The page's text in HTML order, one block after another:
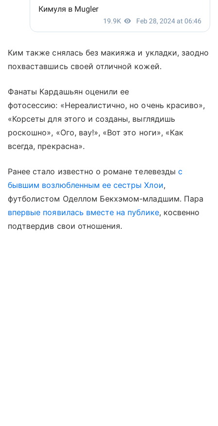
Ким также снялась без макияжа и укладки, заодно
похваставшись своей отличной кожей.
Фанаты Кардашьян оценили ее
фотосессию: «Нереалистично, но очень красиво»,
«Корсеты для этого и созданы, выглядишь
роскошно», «Ого, вау!», «Вот это ноги», «Как
всегда, прекрасна».
Ранее стало известно о романе телевезды с
бывшим возлюбленным ее сестры Хлои,
футболистом Оделлом Бекхэмом-младшим. Пара
впервые появилась вместе на публике, косвенно
подтвердив свои отношения.